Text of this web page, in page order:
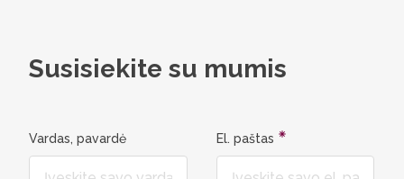
Susisiekite su mumis
Vardas, pavardė El. paštas